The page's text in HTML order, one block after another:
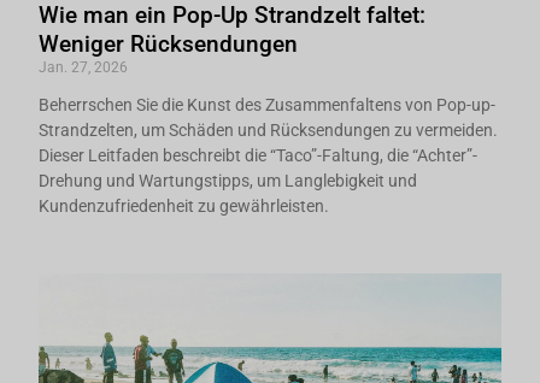
Wie man ein Pop-Up Strandzelt faltet:
Weniger Rücksendungen
Jan. 27, 2026
Beherrschen Sie die Kunst des Zusammenfaltens von Pop-up-
Strandzelten, um Schäden und Rücksendungen zu vermeiden.
Dieser Leitfaden beschreibt die “Taco”-Faltung, die “Achter”-
Drehung und Wartungstipps, um Langlebigkeit und
Kundenzufriedenheit zu gewährleisten.